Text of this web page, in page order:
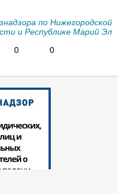
по Нижегородской
и Республике Марий Эл
0
0